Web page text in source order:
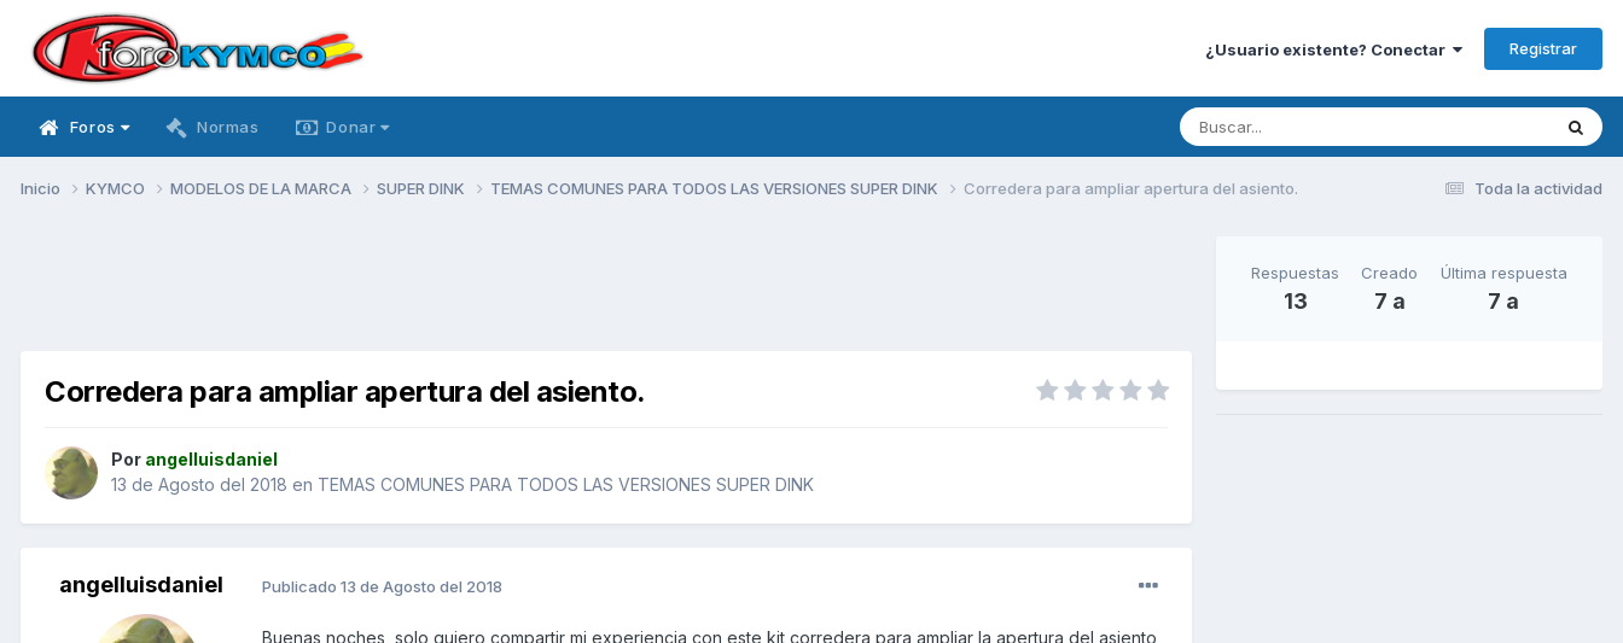
¿Usuario existente? Conectar Registrar
Foros Normas Donar
Toda la actividad
Inicio KYMCO MODELOS DE LA MARCA SUPER DINK TEMAS COMUNES PARA TODOS LAS VERSIONES SUPER DINK Corredera para ampliar apertura del asiento.
Corredera para ampliar apertura del asiento.
Por angelluisdaniel
13 de Agosto del 2018 en TEMAS COMUNES PARA TODOS LAS VERSIONES SUPER DINK
angelluisdaniel Publicado 13 de Agosto del 2018
Buenas noches, solo quiero compartir mi experiencia con este kit corredera para ampliar la apertura del asiento
Respuestas
13
Creado
7 a
Última respuesta
7 a